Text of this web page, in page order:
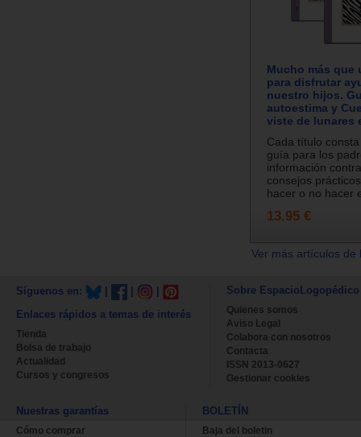
Mucho más que
para disfrutar
nuestro hijos.
autoestima y
viste de lunares
Cada título
guía para los
información
consejos
hacer o no hacer
13.95 €
Ver más artículos
Síguenos en:
Enlaces rápidos a temas de interés
Tienda
Bolsa de trabajo
Actualidad
Cursos y congresos
Sobre EspacioLogopédico
Quienes somos
Aviso Legal
Colabora con nosotros
Contacta
ISSN 2013-0627
Gestionar cookies
Nuestras garantías
Cómo comprar
BOLETÍN
Baja del boletin